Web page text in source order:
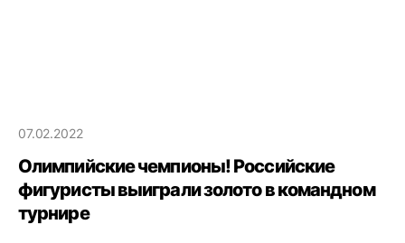
07.02.2022
Олимпийские чемпионы! Российские
фигуристы выиграли золото в командном
турнире